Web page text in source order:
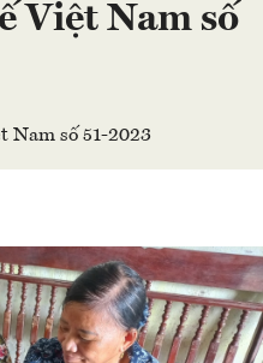
Việt Nam số
Nam số 51-2023